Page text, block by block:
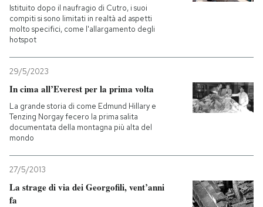
Istituito dopo il naufragio di Cutro, i suoi
compiti si sono limitati in realtà ad aspetti
molto specifici, come l'allargamento degli
hotspot
29/5/2023
In cima all’Everest per la prima volta
La grande storia di come Edmund Hillary e
Tenzing Norgay fecero la prima salita
documentata della montagna più alta del
mondo
27/5/2013
La strage di via dei Georgofili, vent’anni
fa